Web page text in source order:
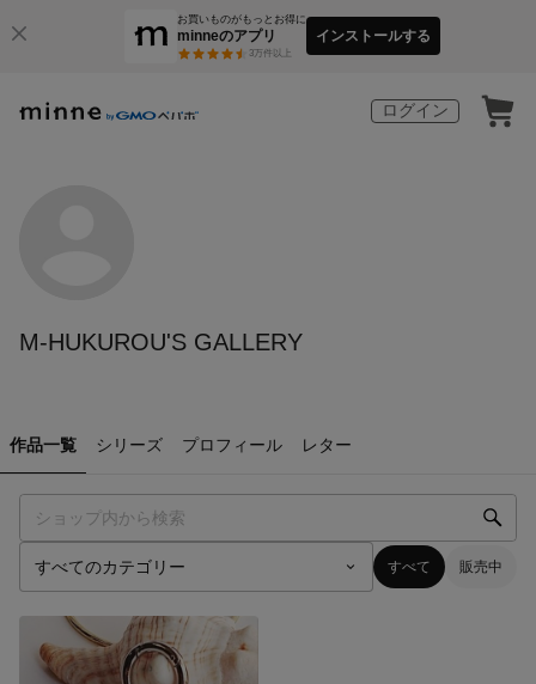
お買いものがもっとお得に
minneのアプリ
3万件以上
インストールする
ログイン
M-HUKUROU'S GALLERY
作品一覧 シリーズ プロフィール レター
すべて 販売中